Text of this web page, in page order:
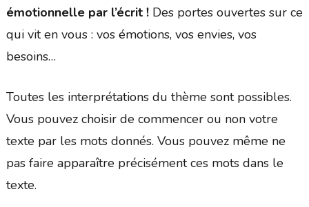
émotionnelle par l’écrit ! Des portes ouvertes sur ce
qui vit en vous : vos émotions, vos envies, vos
besoins…
Toutes les interprétations du thème sont possibles.
Vous pouvez choisir de commencer ou non votre
texte par les mots donnés. Vous pouvez même ne
pas faire apparaître précisément ces mots dans le
texte.